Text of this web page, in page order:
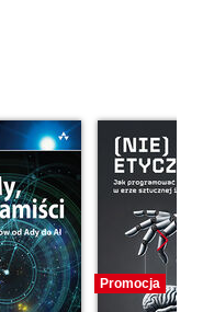
Promocja